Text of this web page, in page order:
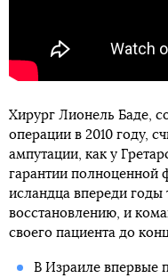
Хирург Лионель Баде,
операции в 2010 году,
ампутации, как у
гарантии полноценной
исландца впереди
восстановлению, и
своего пациента до
В Израиле впервые